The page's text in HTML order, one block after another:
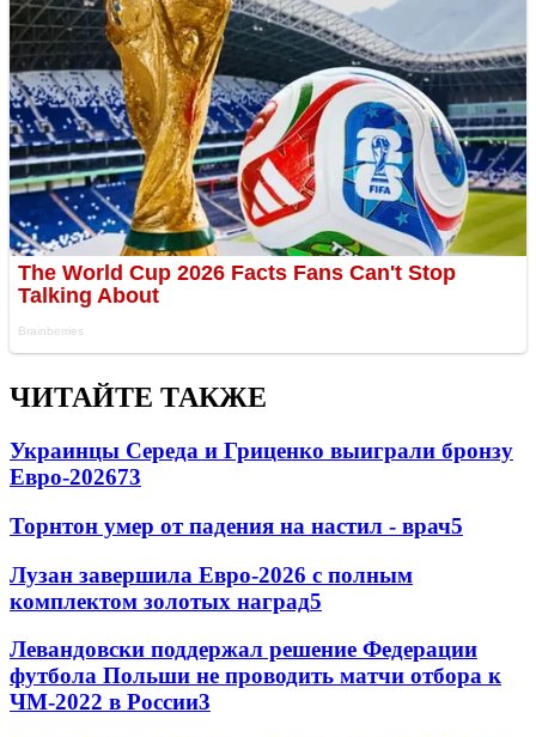
ЧИТАЙТЕ ТАКЖЕ
Украинцы Середа и Гриценко выиграли бронзу
Евро-202673
Торнтон умер от падения на настил - врач5
Лузан завершила Евро-2026 с полным
комплектом золотых наград5
Левандовски поддержал решение Федерации
футбола Польши не проводить матчи отбора к
ЧМ-2022 в России3